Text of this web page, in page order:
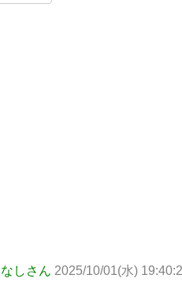
しさん 2025/10/01(水)